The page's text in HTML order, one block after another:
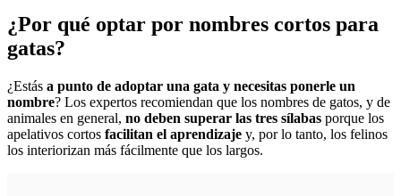
¿Por qué optar por nombres cortos para
gatas?
¿Estás a punto de adoptar una gata y necesitas ponerle un
nombre? Los expertos recomiendan que los nombres de gatos, y de
animales en general, no deben superar las tres sílabas porque los
apelativos cortos facilitan el aprendizaje y, por lo tanto, los felinos
los interiorizan más fácilmente que los largos.